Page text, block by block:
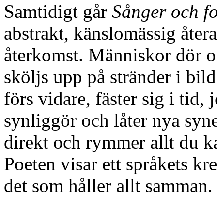
Samtidigt går Sånger och
abstrakt, känslomässig
återkomst. Människor dör
sköljs upp på stränder i
förs vidare, fäster sig i tid,
synliggör och låter nya
direkt och rymmer allt du
Poeten visar ett språkets
det som håller allt samman.